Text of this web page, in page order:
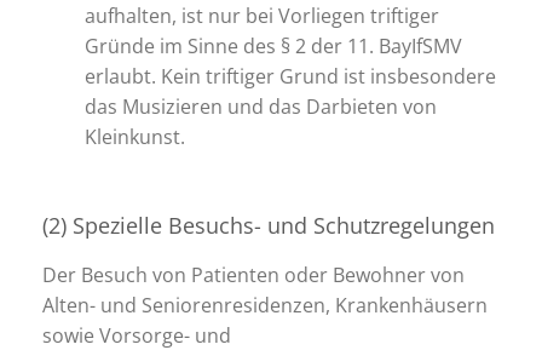
aufhalten, ist nur bei Vorliegen triftiger
Gründe im Sinne des § 2 der 11. BayIfSMV
erlaubt. Kein triftiger Grund ist insbesondere
das Musizieren und das Darbieten von
Kleinkunst.
(2) Spezielle Besuchs- und Schutzregelungen
Der Besuch von Patienten oder Bewohner von
Alten- und Seniorenresidenzen, Krankenhäusern
sowie Vorsorge- und